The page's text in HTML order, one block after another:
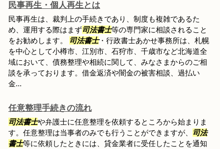
民事再生・個人再生とは
民事再生は、裁判上の手続きであり、制度も複雑であるた
め、運用する際はまず司法書士等の専門家に相談されること
をお勧めします。
司法書士・行政書士あかせ事務所は、札幌
を中心として小樽市、江別市、石狩市、千歳市など北海道全
域において、債務整理や相続に関して、みなさまからのご相
談を承っております。借金返済や闇金の被害相談、過払い
金...
任意整理手続きの流れ
司法書士や弁護士に任意整理を依頼するところから始まりま
す。任意整理は当事者のみでも行うことができますが、
司法
書士等に依頼したときには、貸金業者に受任したことを通知